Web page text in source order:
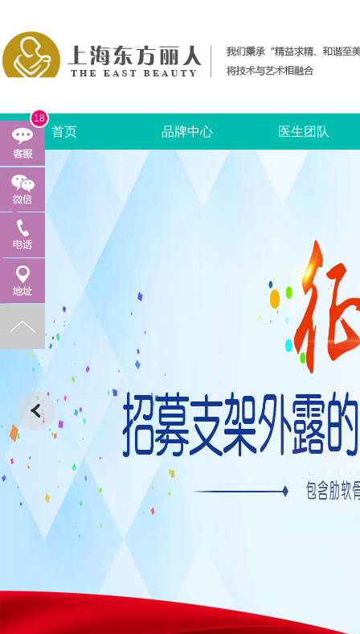
18
首页 品牌中心 医生团队